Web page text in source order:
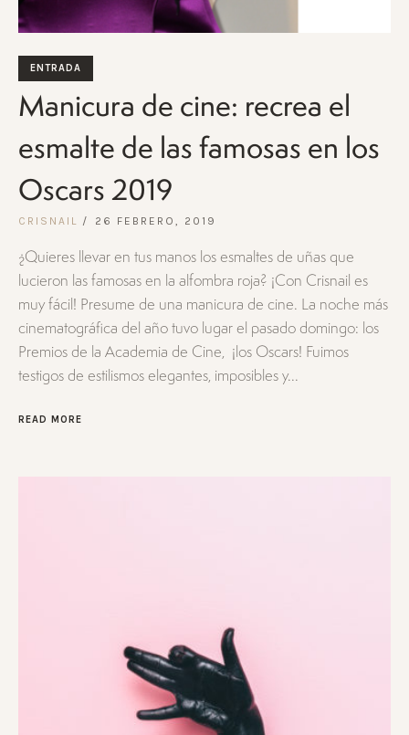
ENTRADA
Manicura de cine: recrea el
esmalte de las famosas en los
Oscars 2019
CRISNAIL 26 FEBRERO, 2019
¿Quieres llevar en tus manos los esmaltes de uñas que
lucieron las famosas en la alfombra roja? ¡Con Crisnail es
muy fácil! Presume de una manicura de cine. La noche más
cinematográfica del año tuvo lugar el pasado domingo: los
Premios de la Academia de Cine, ¡los Oscars! Fuimos
testigos de estilismos elegantes, imposibles y...
READ MORE